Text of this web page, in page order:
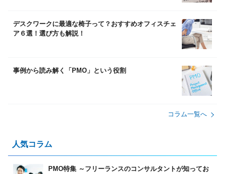
デスクワークに最適な椅子って？おすすめオフィスチェ
ア６選！選び方も解説！
事例から読み解く「PMO」という役割
コラム⼀覧へ
⼈気コラム
PMO特集 ～フリーランスのコンサルタントが知ってお